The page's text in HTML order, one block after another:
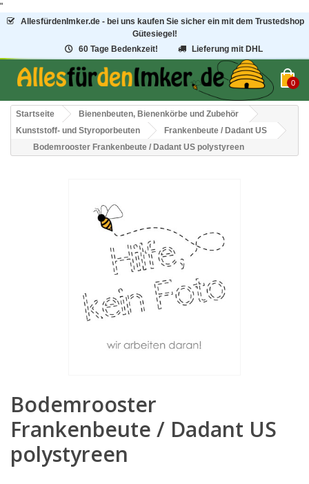
"
AllesfürdenImker.de - bei uns kaufen Sie sicher ein mit dem Trustedshop
Gütesiegel!
60 Tage Bedenkzeit!
Lieferung mit DHL
0
Startseite
Bienenbeuten, Bienenkörbe und Zubehör
Kunststoff- und Styroporbeuten
Frankenbeute / Dadant US
Bodemrooster Frankenbeute / Dadant US polystyreen
Bodemrooster
Frankenbeute / Dadant US
polystyreen